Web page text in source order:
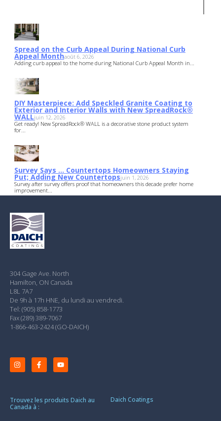
Spread on the Curb Appeal During National Curb
Appeal Monthaoût 6, 2026
Adding curb appeal to the home during National Curb Appeal Month in...
DIY Masterpiece: Add Speckled Granite Coating to
Exterior and Interior Walls with New SpreadRock®
WALLjuin 12, 2026
Get ready! New SpreadRock® WALL is a decorative stone product system
for...
Survey Says … Countertops Homeowners Staying
Put; Adding New Countertopsjuin 1, 2026
Survey after survey offers proof that homeowners this decade prefer home
improvement...
304 Gage Ave. North
Hamilton, ON Canada
L8L 7A7
De 9h à 17h HNE, du lundi au vendredi.
Tel: (905) 858-1773
Fax (289) 389-7067
1-866-463-2424 (GO-DAICH)
Trouvez les produits Daich au
Canada à :
Daich Coatings